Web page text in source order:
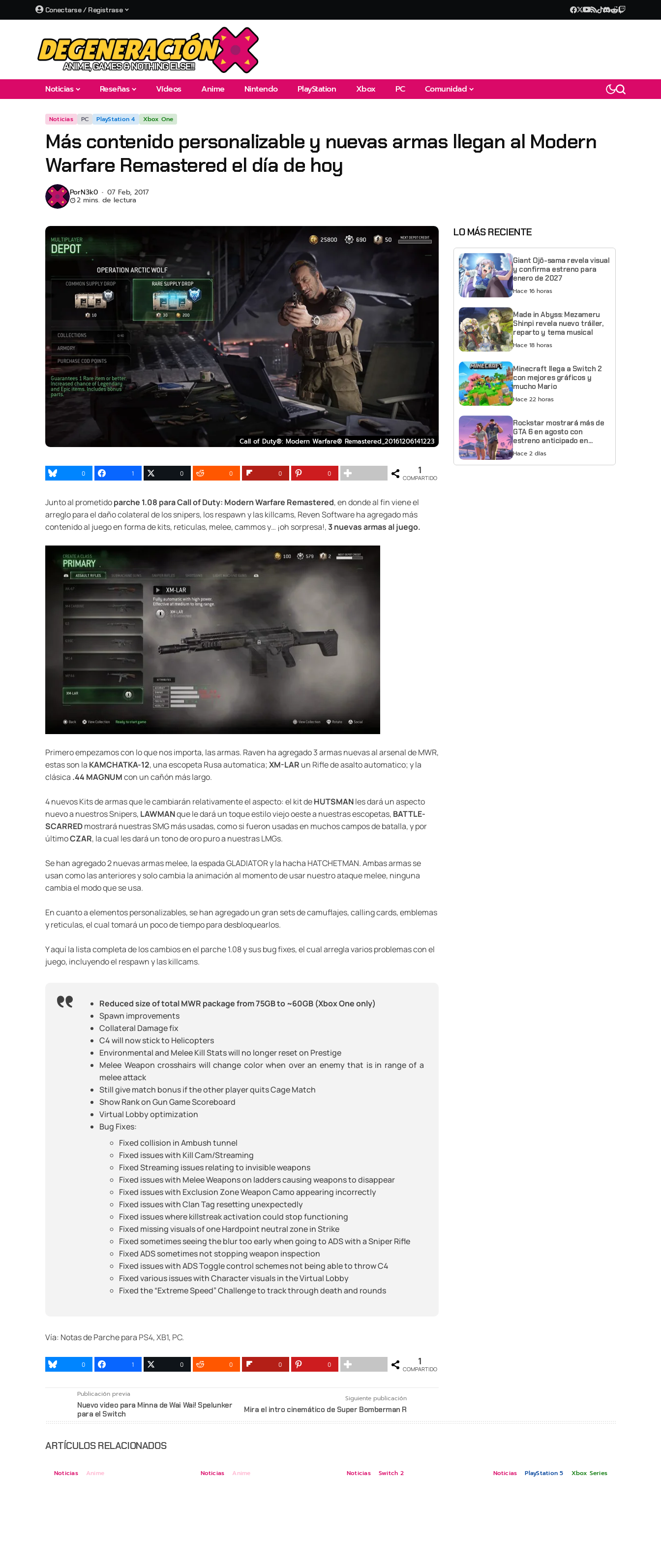
Conectarse / Registrase
Noticias Reseñas Vídeos Anime Nintendo PlayStation Xbox PC Comunidad
Noticias PC PlayStation 4 Xbox One
Más contenido personalizable y nuevas armas llegan al Modern
Warfare Remastered el día de hoy
PorN3k0 07 Feb, 2017
2 mins. de lectura
Call of Duty®: Modern Warfare® Remastered_20161206141223
0 1 0 0 0 0 1
COMPARTIDO
Junto al prometidoparche 1.08 para Call of Duty: Modern Warfare Remastered, en donde al fin viene el
arreglo para el daño colateral de los snipers, los respawn y las killcams, Reven Software ha agregado más
contenido al juego en forma de kits, reticulas, melee, cammos y… ¡oh sorpresa!,3 nuevas armas al juego.
Primero empezamos con lo que nos importa, las armas. Raven ha agregado 3 armas nuevas al arsenal de MWR,
estas son la KAMCHATKA-12, una escopeta Rusa automatica;XM-LAR un Rifle de asalto automatico; y la
clásica .44 MAGNUMcon un cañón más largo.
4 nuevos Kits de armas que le cambiarán relativamente el aspecto: el kit deHUTSMANles dará un aspecto
nuevo a nuestros Snipers, LAWMANque le dará un toque estilo viejo oeste a nuestras escopetas, BATTLE-
SCARREDmostrará nuestras SMG más usadas, como si fueron usadas en muchos campos de batalla, y por
últimoCZAR, la cual les dará un tono de oro puro a nuestras LMGs.
Se han agregado 2 nuevas armas melee, la espada GLADIATOR y la hacha HATCHETMAN. Ambas armas se
usan como las anteriores y solo cambia la animación al momento de usar nuestro ataque melee, ninguna
cambia el modo que se usa.
En cuanto a elementos personalizables, se han agregado un gran sets de camuflajes, calling cards, emblemas
y reticulas, el cual tomará un poco de tiempo para desbloquearlos.
Y aquí la lista completa de los cambios en el parche 1.08 y sus bug fixes, el cual arregla varios problemas con el
juego, incluyendo el respawn y las killcams.
Reduced size of total MWR package from 75GB to ~60GB (Xbox One only)
Spawn improvements
Collateral Damage fix
C4 will now stick to Helicopters
Environmental and Melee Kill Stats will no longer reset on Prestige
Melee Weapon crosshairs will change color when over an enemy that is in range of a
melee attack
Still give match bonus if the other player quits Cage Match
Show Rank on Gun Game Scoreboard
Virtual Lobby optimization
Bug Fixes:
Fixed collision in Ambush tunnel
Fixed issues with Kill Cam/Streaming
Fixed Streaming issues relating to invisible weapons
Fixed issues with Melee Weapons on ladders causing weapons to disappear
Fixed issues with Exclusion Zone Weapon Camo appearing incorrectly
Fixed issues with Clan Tag resetting unexpectedly
Fixed issues where killstreak activation could stop functioning
Fixed missing visuals of one Hardpoint neutral zone in Strike
Fixed sometimes seeing the blur too early when going to ADS with a Sniper Rifle
Fixed ADS sometimes not stopping weapon inspection
Fixed issues with ADS Toggle control schemes not being able to throw C4
Fixed various issues with Character visuals in the Virtual Lobby
Fixed the “Extreme Speed” Challenge to track through death and rounds
Vía: Notas de Parche para PS4,XB1, PC.
0 1 0 0 0 0 1
COMPARTIDO
Publicación previa
Nuevo video para Minna de Wai Wai! Spelunker
para el Switch
Siguiente publicación
Mira el intro cinemático de Super Bomberman R
LO MÁS RECIENTE
Giant Ojō-sama revela visual
y confirma estreno para
enero de 2027
Hace 16 horas
Made in Abyss: Mezameru
Shinpi revela nuevo tráiler,
reparto y tema musical
Hace 18 horas
Minecraft llega a Switch 2
con mejores gráficos y
mucho Mario
Hace 22 horas
Rockstar mostrará más de
GTA 6 en agosto con
estreno anticipado en
Netflix
Hace 2 días
ARTÍCULOS RELACIONADOS
Noticias Anime Noticias Anime Noticias Switch 2 Noticias PlayStation 5 Xbox Series